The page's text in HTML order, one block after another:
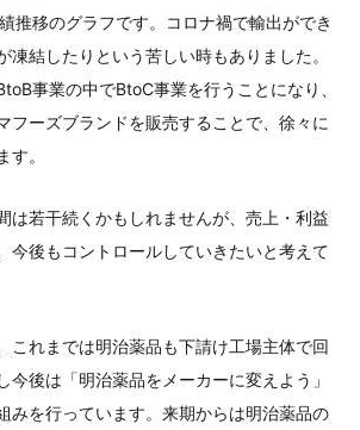
推移のグラフです。コロナ禍で輸出ができ
凍結したりという苦しい時もありました。
事業の中でBtoC事業を行うことになり、
フーズブランドを販売することで、徐々に
。
は若干続くかもしれませんが、売上・利益
今後もコントロールしていきたいと考えて
これまでは明治薬品も下請け工場主体で回
今後は「明治薬品をメーカーに変えよう」
みを行っています。来期からは明治薬品の